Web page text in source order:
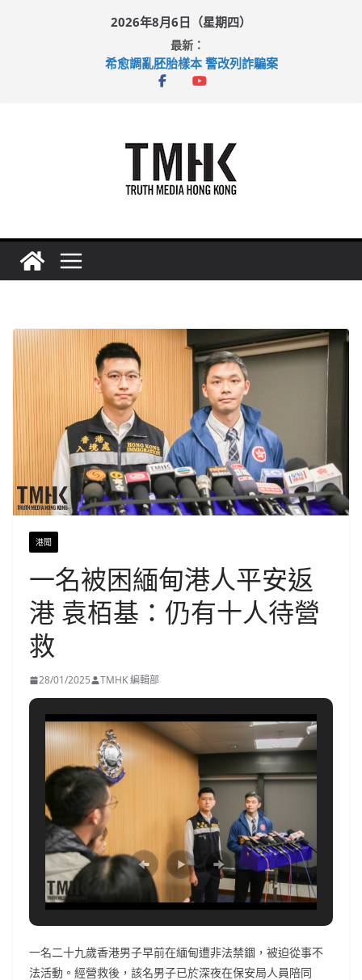
2026年8月6日（星期四）
最新：
希愈調亂胚胎樣本 警改列詐騙案
足球盛會次場激戰 祖雲達斯挫車路士
港聞
一名被困緬甸港人平安返
港 袁栢基：仍有十人待營
救
28/01/2025 TMHK 編輯部
一名二十九歲香港男子早前在緬甸遭非法禁錮，被迫從事不
法活動。經營救後，該名男子已於深夜在保安局人員陪同